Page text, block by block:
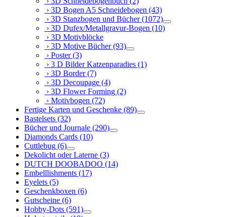
› 3D Bogen A5 Schneidebogen (43)
› 3D Stanzbogen und Bücher(1072)
› 3D Dufex/Metallgravur-Bogen (10)
› 3D Motivblöcke
› 3D Motive Bücher(93)
› Poster(3)
› 3 D Bilder Katzenparadies (1)
› 3D Border(7)
› 3D Decoupage (4)
› 3D Flower Forming (2)
› Motivbogen (72)
Fertige Karten und Geschenke (89)
Bastelsets (32)
Bücher und Journale (290)
Diamonds Cards (10)
Cuttlebug (6)
Dekolicht oder Laterne (3)
DUTCH DOOBADOO (14)
Embelllishments (17)
Eyelets (5)
Geschenkboxen (6)
Gutscheine (6)
Hobby-Dots (591)